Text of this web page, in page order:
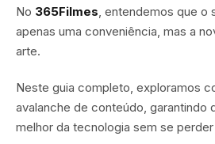
No 365Filmes, entendemos que o
apenas uma conveniência, mas a
arte.
Neste guia completo, exploramos
avalanche de conteúdo, garantindo
melhor da tecnologia sem se